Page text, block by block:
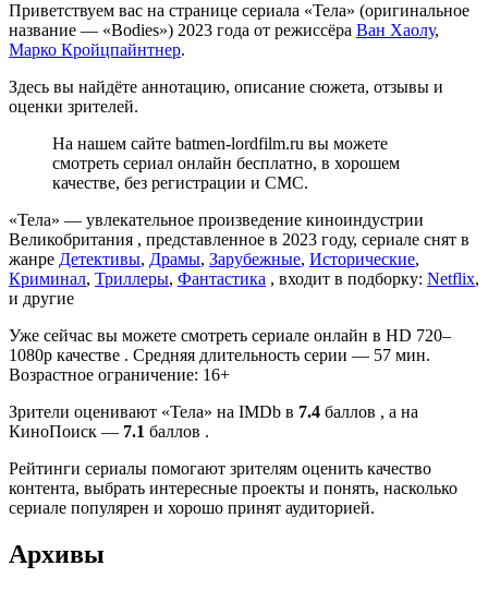
Приветствуем вас на странице сериала «Тела» (оригинальное
название — «Bodies») 2023 года от режиссёра Ван Хаолу,
Марко Кройцпайнтнер.
Здесь вы найдёте аннотацию, описание сюжета, отзывы и
оценки зрителей.
На нашем сайте batmen-lordfilm.ru вы можете
смотреть сериал онлайн бесплатно, в хорошем
качестве, без регистрации и СМС.
«Тела» — увлекательное произведение киноиндустрии
Великобритания , представленное в 2023 году, сериале снят в
жанре Детективы, Драмы, Зарубежные, Исторические,
Криминал, Триллеры, Фантастика , входит в подборку: Netflix,
и другие
Уже сейчас вы можете смотреть сериале онлайн в HD 720–
1080p качестве . Средняя длительность серии — 57 мин.
Возрастное ограничение: 16+
Зрители оценивают «Тела» на IMDb в 7.4 баллов , а на
КиноПоиск — 7.1 баллов .
Рейтинги сериалы помогают зрителям оценить качество
контента, выбрать интересные проекты и понять, насколько
сериале популярен и хорошо принят аудиторией.
Архивы